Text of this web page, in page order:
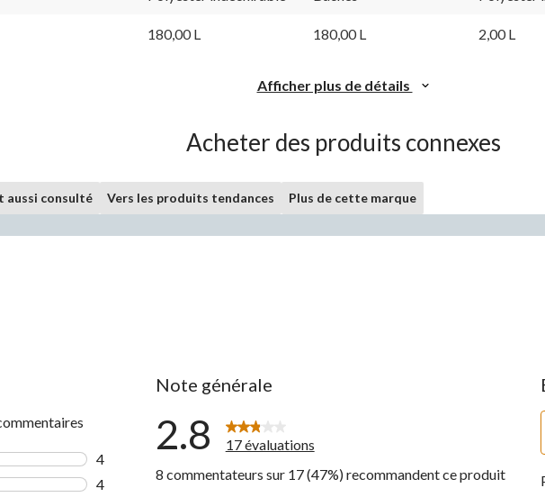
180,00 L 180,00 L 2,00 L
Afficher plus de détails
Acheter des produits connexes
aussi consulté Vers les produits tendances Plus de cette marque
4
4 commentaires avec 5 étoiles.
4
Note générale
2.8
17 évaluations
8 commentateurs sur 17 (47%) recommandent ce produit